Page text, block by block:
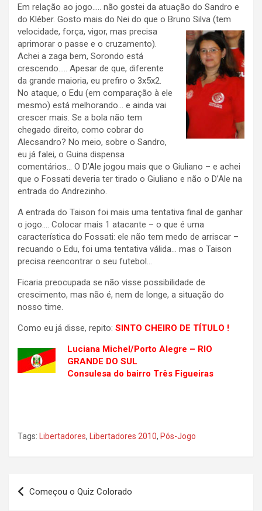
Em relação ao jogo….. não gostei da atuação do Sandro e
do Kléber. Gosto mais do Nei do que o Bruno Silva (tem
velocidade, força, vigor, mas precisa
aprimorar o passe e o cruzamento).
Achei a zaga bem, Sorondo está
crescendo….. Apesar de que, diferente
da grande maioria, eu prefiro o 3x5x2.
No ataque, o Edu (em comparação à ele
mesmo) está melhorando… e ainda vai
crescer mais. Se a bola não tem
chegado direito, como cobrar do
Alecsandro? No meio, sobre o Sandro,
eu já falei, o Guina dispensa
comentários… O D’Ale jogou mais que o Giuliano – e achei
que o Fossati deveria ter tirado o Giuliano e não o D’Ale na
entrada do Andrezinho.
A entrada do Taison foi mais uma tentativa final de ganhar
o jogo…. Colocar mais 1 atacante – o que é uma
característica do Fossati: ele não tem medo de arriscar –
recuando o Edu, foi uma tentativa válida… mas o Taison
precisa reencontrar o seu futebol…
Ficaria preocupada se não visse possibilidade de
crescimento, mas não é, nem de longe, a situação do
nosso time.
Como eu já disse, repito: SINTO CHEIRO DE TÍTULO !
Luciana Michel/Porto Alegre – RIO
GRANDE DO SUL
Consulesa do bairro Três Figueiras
Tags: Libertadores, Libertadores 2010, Pós-Jogo
Navegação
de
Começou o Quiz Colorado